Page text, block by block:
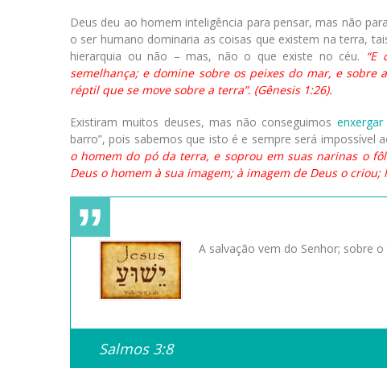
Deus deu ao homem inteligência para pensar, mas não
o ser humano dominaria as coisas que existem na terra,
hierarquia ou não – mas, não o que existe no céu. “E
semelhança; e domine sobre os peixes do mar, e
réptil que se move sobre a terra”. (Gênesis 1:26).
Existiram muitos deuses, mas não conseguimos enxergar
barro”, pois sabemos que isto é e sempre será impossível
o homem do pó da terra, e soprou em suas narinas o
Deus o homem à sua imagem; à imagem de Deus o criou;
A salvação vem do Senhor; sobre
Salmos 3:8